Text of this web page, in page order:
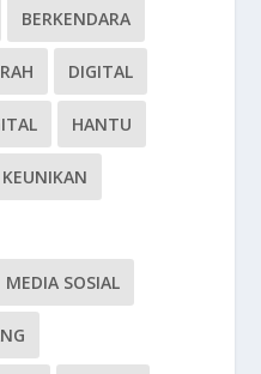
BERKENDARA
DIGITAL
HANTU
KEUNIKAN
MEDIA SOSIAL